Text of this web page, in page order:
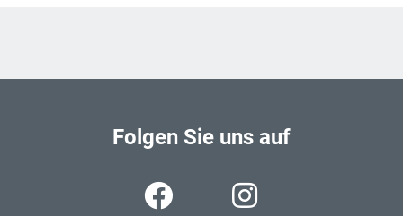
Folgen Sie uns auf